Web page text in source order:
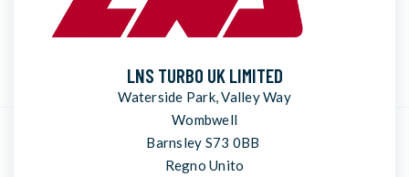
LNS TURBO UK LIMITED
Waterside Park, Valley Way
Wombwell
Barnsley S73 0BB
Regno Unito